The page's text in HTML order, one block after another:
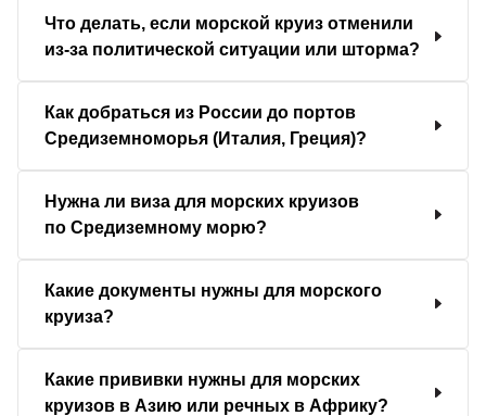
Что делать, если морской круиз отменили
из-за политической ситуации или шторма?
Как добраться из России до портов
Средиземноморья (Италия, Греция)?
Нужна ли виза для морских круизов
по Средиземному морю?
Какие документы нужны для морского
круиза?
Какие прививки нужны для морских
круизов в Азию или речных в Африку?